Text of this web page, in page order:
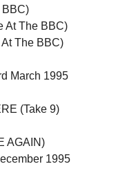
BBC)
At The BBC)
The BBC)
March 1995
(Take 9)
AGAIN)
1995